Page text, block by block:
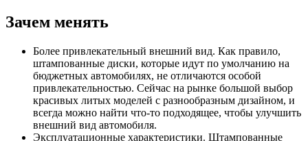
Зачем менять
Более привлекательный внешний вид. Как правило,
штампованные диски, которые идут по умолчанию на
бюджетных автомобилях, не отличаются особой
привлекательностью. Сейчас на рынке большой выбор
красивых литых моделей с разнообразным дизайном, и
всегда можно найти что-то подходящее, чтобы улучшить
внешний вид автомобиля.
Эксплуатационные характеристики. Штампованные